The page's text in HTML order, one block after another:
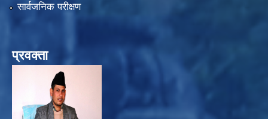
सार्वजनिक परीक्षण
प्रवक्ता